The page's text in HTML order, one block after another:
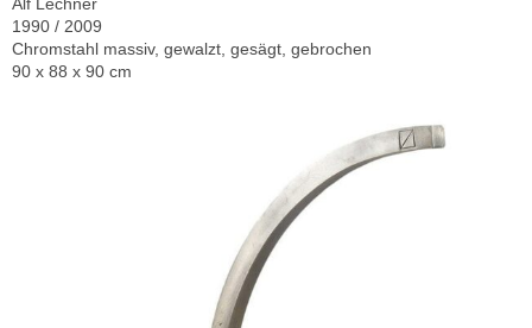
1990 / 2009
Chromstahl massiv, gewalzt, gesägt, gebrochen
90 x 88 x 90 cm